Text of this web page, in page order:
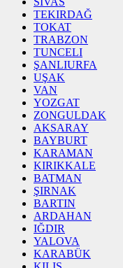
TEKIRDAĞ
TOKAT
TRABZON
TUNCELI
ŞANLIURFA
UŞAK
VAN
YOZGAT
ZONGULDAK
AKSARAY
BAYBURT
KARAMAN
KIRIKKALE
BATMAN
ŞIRNAK
BARTIN
ARDAHAN
IĞDIR
YALOVA
KARABÜK